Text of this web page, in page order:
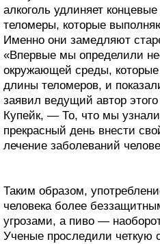
алкоголь удлиняет
теломеры, которые
Именно они замедляют
«Впервые мы определили
окружающей среды,
длины теломеров, и
заявил ведущий автор
Купейк, — То, что мы
прекрасный день внести
лечение заболеваний
Таким образом,
человека более
угрозами, а пиво —
Ученые проследили четкую